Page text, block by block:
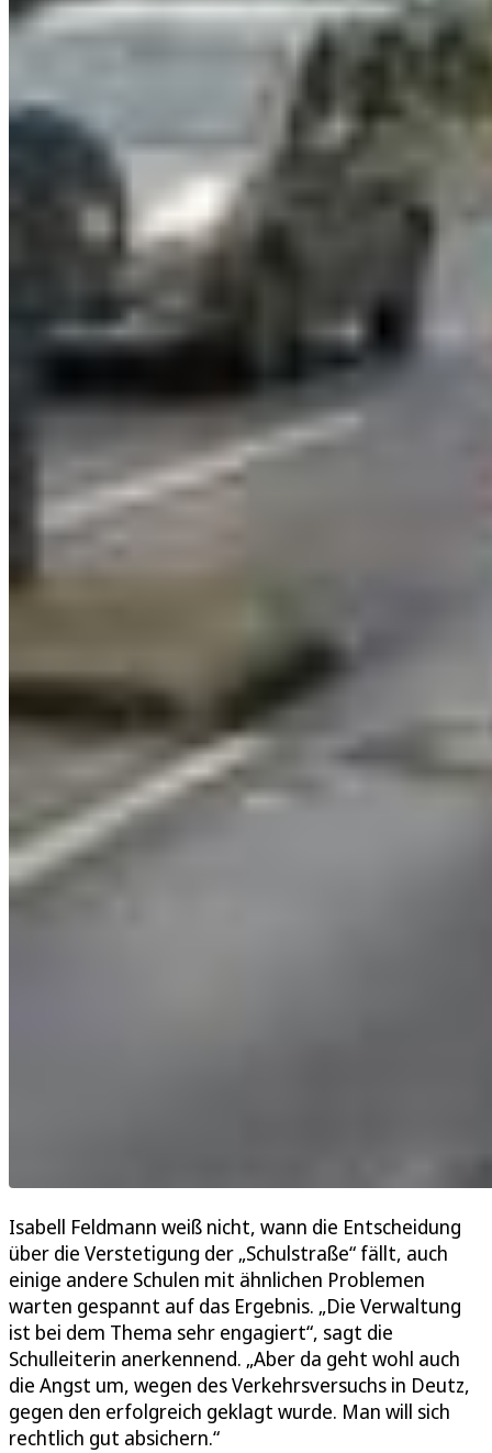
Isabell Feldmann weiß nicht, wann die Entscheidung
über die Verstetigung der „Schulstraße“ fällt, auch
einige andere Schulen mit ähnlichen Problemen
warten gespannt auf das Ergebnis. „Die Verwaltung
ist bei dem Thema sehr engagiert“, sagt die
Schulleiterin anerkennend. „Aber da geht wohl auch
die Angst um, wegen des Verkehrsversuchs in Deutz,
gegen den erfolgreich geklagt wurde. Man will sich
rechtlich gut absichern.“